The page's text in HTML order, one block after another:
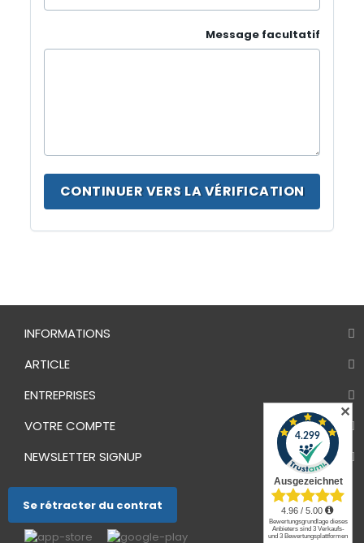
Message facultatif
CONTINUER VERS LA VÉRIFICATION
INFORMATIONS
ARTICLE
ENTREPRISES
VOTRE COMPTE
NEWSLETTER SIGNUP
Se rétracter du contrat
✕